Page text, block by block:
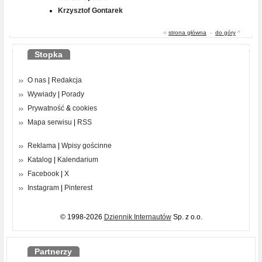
Krzysztof Gontarek
« strona główna - do góry ^
Stopka
O nas
Redakcja
Wywiady
Porady
Prywatność & cookies
Mapa serwisu
RSS
Reklama
Wpisy gościnne
Katalog
Kalendarium
Facebook
X
Instagram
Pinterest
© 1998-2026 Dziennik InternautówSp. z o.o.
Partnerzy